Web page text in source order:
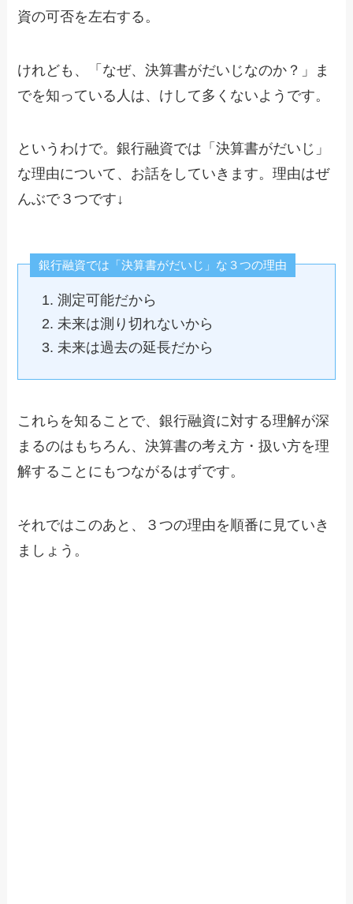
資の可否を左右する。
けれども、「なぜ、決算書がだいじなのか？」ま
でを知っている人は、けして多くないようです。
というわけで。銀行融資では「決算書がだいじ」
な理由について、お話をしていきます。理由はぜ
んぶで３つです↓
銀行融資では「決算書がだいじ」な３つの理由
測定可能だから
未来は測り切れないから
未来は過去の延長だから
これらを知ることで、銀行融資に対する理解が深
まるのはもちろん、決算書の考え方・扱い方を理
解することにもつながるはずです。
それではこのあと、３つの理由を順番に見ていき
ましょう。